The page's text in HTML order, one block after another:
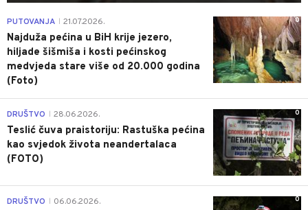
0
PUTOVANJA 21.07.2026.
Najduža pećina u BiH krije jezero,
hiljade šišmiša i kosti pećinskog
medvjeda stare više od 20.000 godina
(Foto)
0
DRUŠTVO 28.06.2026.
Teslić čuva praistoriju: Rastuška pećina
kao svjedok života neandertalaca
(FOTO)
0
DRUŠTVO 06.06.2026.